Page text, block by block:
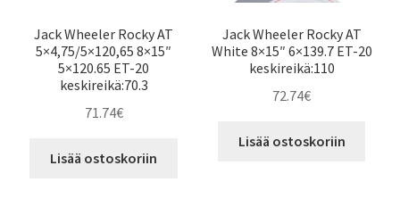
Jack Wheeler Rocky AT
5×4,75/5×120,65 8×15″
5×120.65 ET-20
keskireikä:70.3
71.74€
Lisää ostoskoriin
Jack Wheeler Rocky AT
White 8×15″ 6×139.7 ET-20
keskireikä:110
72.74€
Lisää ostoskoriin